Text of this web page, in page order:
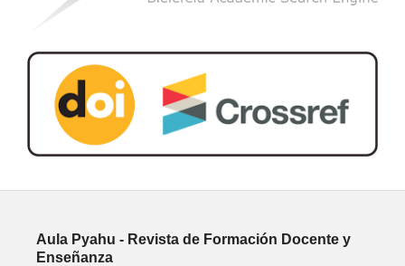
Aula Pyahu - Revista de Formación Docente y
Enseñanza